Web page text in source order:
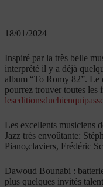
18/01/2024
Inspiré par la très belle
interprété il y a déjà
album “To Romy 82”. Le
pourrez trouver toutes les
Les excellents musiciens
Jazz très envoûtante:
Piano,claviers, Frédéric
Dawoud Bounabi :
plus quelques invités